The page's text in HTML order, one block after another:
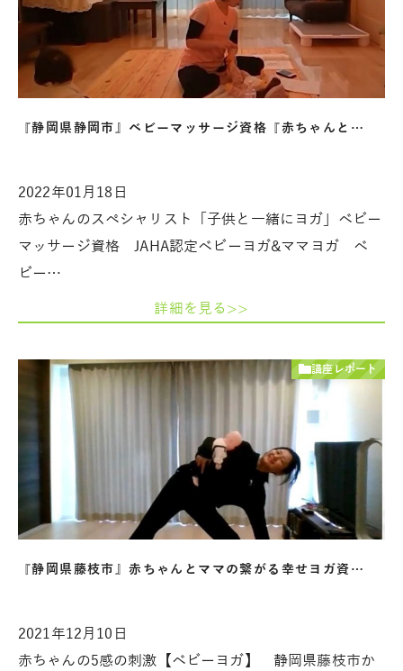
『静岡県静岡市』ベビーマッサージ資格『赤ちゃんと…
2022年01月18日
赤ちゃんのスペシャリスト「子供と一緒にヨガ」ベビー
マッサージ資格 JAHA認定ベビーヨガ&ママヨガ ベ
ビー…
詳細を見る>>
講座レポート
『静岡県藤枝市』赤ちゃんとママの繋がる幸せヨガ資…
2021年12月10日
赤ちゃんの5感の刺激【ベビーヨガ】 静岡県藤枝市か